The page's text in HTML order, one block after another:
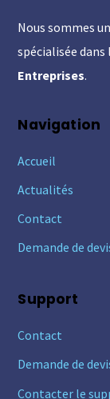
Nous sommes
spécialisée dans
Entreprises.
Navigation
Accueil
Actualités
Contact
Demande de
Support
Contact
Demande de
Contacter le